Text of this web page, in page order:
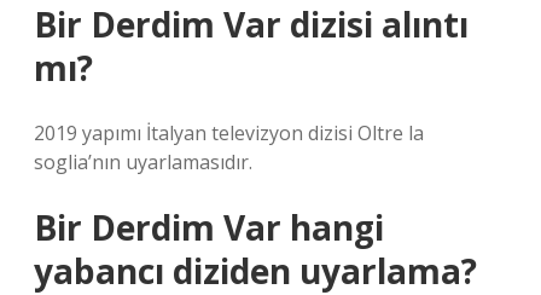
Bir Derdim Var dizisi alıntı
mı?
2019 yapımı İtalyan televizyon dizisi Oltre la
soglia’nın uyarlamasıdır.
Bir Derdim Var hangi
yabancı diziden uyarlama?